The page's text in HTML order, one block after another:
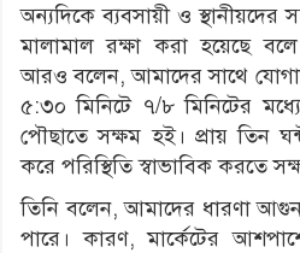
অন্যদিকে ব্যবসায়ী ও
মালামাল রক্ষা করা হয়েছে
আরও বলেন, আমাদের সাথে
৫:৩০ মিনিটে ৭/৮ মিনিটের
পৌছাতে সক্ষম হই। প্রায় তিন
করে পরিস্থিতি স্বাভাবিক করতে
তিনি বলেন, আমাদের ধারণা
পারে। কারণ, মার্কেটের